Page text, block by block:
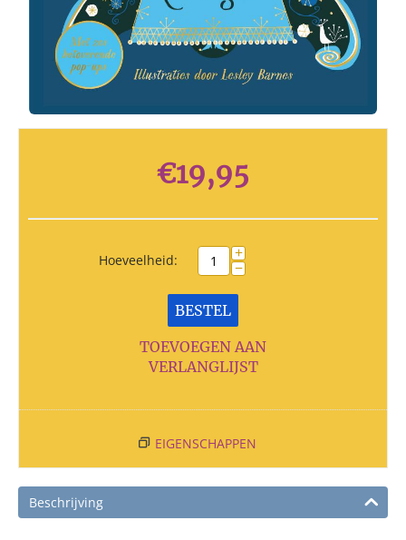
€19,95
Hoeveelheid: +
−
BESTEL
TOEVOEGEN AAN
VERLANGLIJST
EIGENSCHAPPEN
Beschrijving